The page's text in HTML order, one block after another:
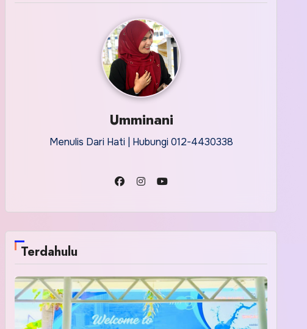
Umminani
Menulis Dari Hati | Hubungi 012-4430338
Terdahulu